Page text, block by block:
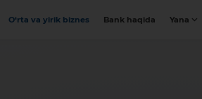
O‘rta va yirik biznes Bank haqida Yana